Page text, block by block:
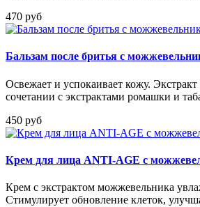
470 руб
Бальзам после бритья с
Освежает и успокаивает кожу.
сочетании с экстрактами ромашки и
450 руб
Крем для лица ANTI-AGE с
Крем с экстрактом можжевельника
Стимулирует обновление клеток,